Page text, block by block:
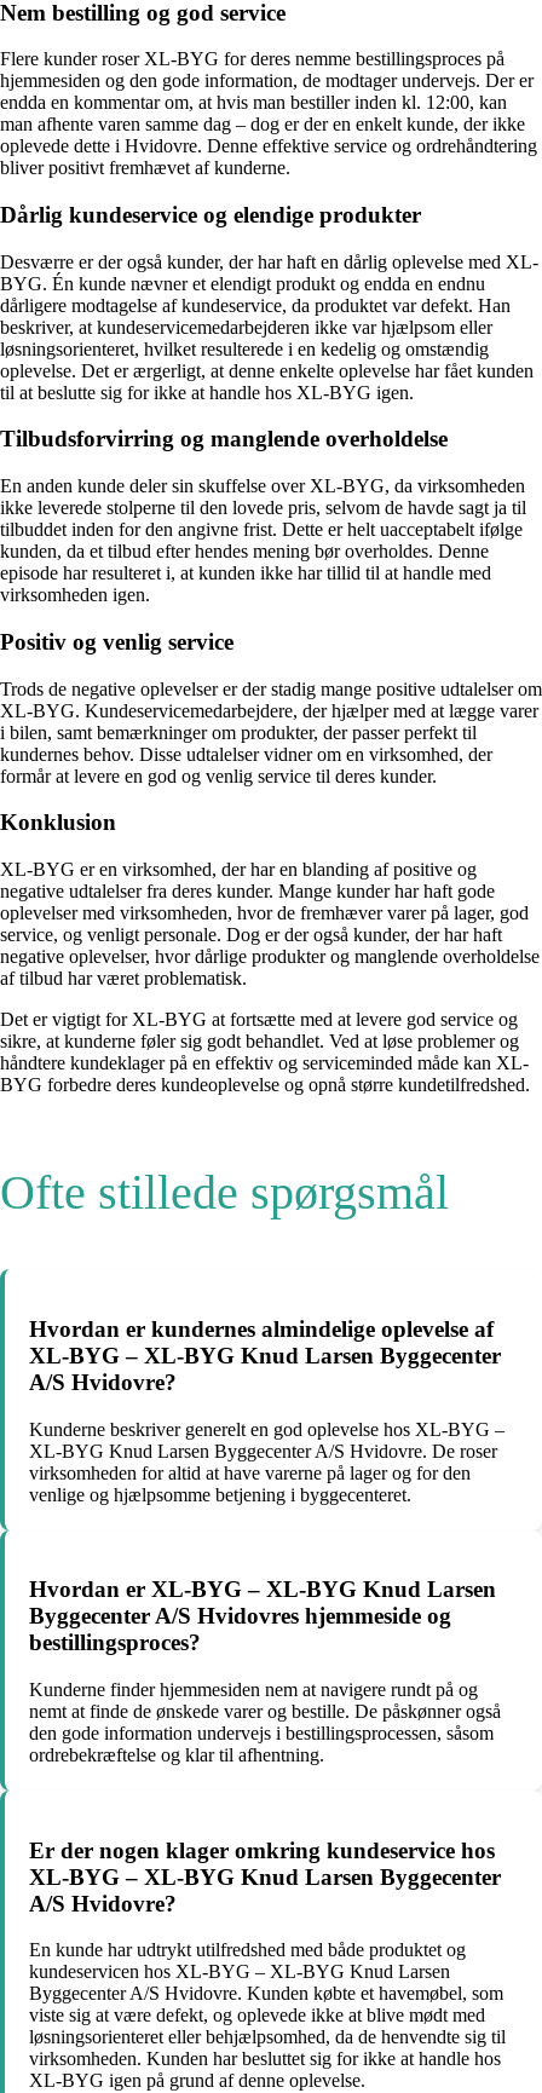
Nem bestilling og god service
Flere kunder roser XL-BYG for deres nemme bestillingsproces på
hjemmesiden og den gode information, de modtager undervejs. Der er
endda en kommentar om, at hvis man bestiller inden kl. 12:00, kan
man afhente varen samme dag – dog er der en enkelt kunde, der ikke
oplevede dette i Hvidovre. Denne effektive service og ordrehåndtering
bliver positivt fremhævet af kunderne.
Dårlig kundeservice og elendige produkter
Desværre er der også kunder, der har haft en dårlig oplevelse med XL-
BYG. Én kunde nævner et elendigt produkt og endda en endnu
dårligere modtagelse af kundeservice, da produktet var defekt. Han
beskriver, at kundeservicemedarbejderen ikke var hjælpsom eller
løsningsorienteret, hvilket resulterede i en kedelig og omstændig
oplevelse. Det er ærgerligt, at denne enkelte oplevelse har fået kunden
til at beslutte sig for ikke at handle hos XL-BYG igen.
Tilbudsforvirring og manglende overholdelse
En anden kunde deler sin skuffelse over XL-BYG, da virksomheden
ikke leverede stolperne til den lovede pris, selvom de havde sagt ja til
tilbuddet inden for den angivne frist. Dette er helt uacceptabelt ifølge
kunden, da et tilbud efter hendes mening bør overholdes. Denne
episode har resulteret i, at kunden ikke har tillid til at handle med
virksomheden igen.
Positiv og venlig service
Trods de negative oplevelser er der stadig mange positive udtalelser om
XL-BYG. Kundeservicemedarbejdere, der hjælper med at lægge varer
i bilen, samt bemærkninger om produkter, der passer perfekt til
kundernes behov. Disse udtalelser vidner om en virksomhed, der
formår at levere en god og venlig service til deres kunder.
Konklusion
XL-BYG er en virksomhed, der har en blanding af positive og
negative udtalelser fra deres kunder. Mange kunder har haft gode
oplevelser med virksomheden, hvor de fremhæver varer på lager, god
service, og venligt personale. Dog er der også kunder, der har haft
negative oplevelser, hvor dårlige produkter og manglende overholdelse
af tilbud har været problematisk.
Det er vigtigt for XL-BYG at fortsætte med at levere god service og
sikre, at kunderne føler sig godt behandlet. Ved at løse problemer og
håndtere kundeklager på en effektiv og serviceminded måde kan XL-
BYG forbedre deres kundeoplevelse og opnå større kundetilfredshed.
Ofte stillede spørgsmål
Hvordan er kundernes almindelige oplevelse af
XL-BYG – XL-BYG Knud Larsen Byggecenter
A/S Hvidovre?
Kunderne beskriver generelt en god oplevelse hos XL-BYG –
XL-BYG Knud Larsen Byggecenter A/S Hvidovre. De roser
virksomheden for altid at have varerne på lager og for den
venlige og hjælpsomme betjening i byggecenteret.
Hvordan er XL-BYG – XL-BYG Knud Larsen
Byggecenter A/S Hvidovres hjemmeside og
bestillingsproces?
Kunderne finder hjemmesiden nem at navigere rundt på og
nemt at finde de ønskede varer og bestille. De påskønner også
den gode information undervejs i bestillingsprocessen, såsom
ordrebekræftelse og klar til afhentning.
Er der nogen klager omkring kundeservice hos
XL-BYG – XL-BYG Knud Larsen Byggecenter
A/S Hvidovre?
En kunde har udtrykt utilfredshed med både produktet og
kundeservicen hos XL-BYG – XL-BYG Knud Larsen
Byggecenter A/S Hvidovre. Kunden købte et havemøbel, som
viste sig at være defekt, og oplevede ikke at blive mødt med
løsningsorienteret eller behjælpsomhed, da de henvendte sig til
virksomheden. Kunden har besluttet sig for ikke at handle hos
XL-BYG igen på grund af denne oplevelse.